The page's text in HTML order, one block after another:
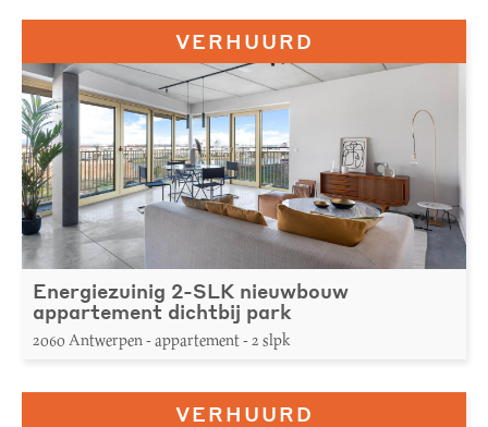
VERHUURD
Energiezuinig 2-SLK nieuwbouw
appartement dichtbij park
2060 Antwerpen - appartement - 2 slpk
VERHUURD